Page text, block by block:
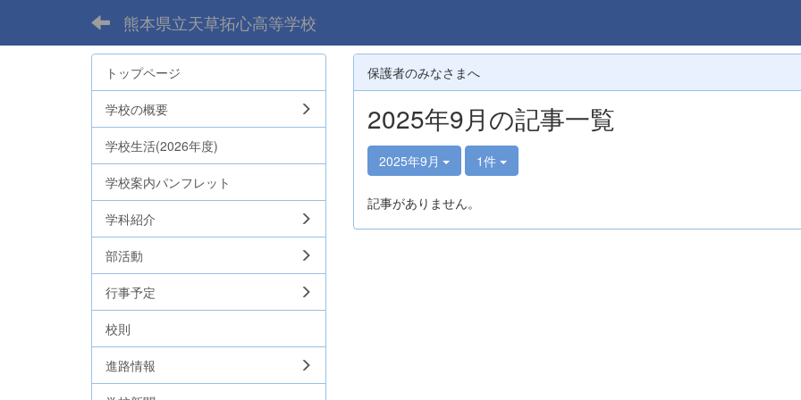
熊本県立天草拓心高等学校
保護者のみなさまへ
2025年9月の記事一覧
2025年9月 1件
記事がありません。
トップページ
学校の概要
学校生活(2026年度)
学校案内パンフレット
学科紹介
部活動
行事予定
校則
進路情報